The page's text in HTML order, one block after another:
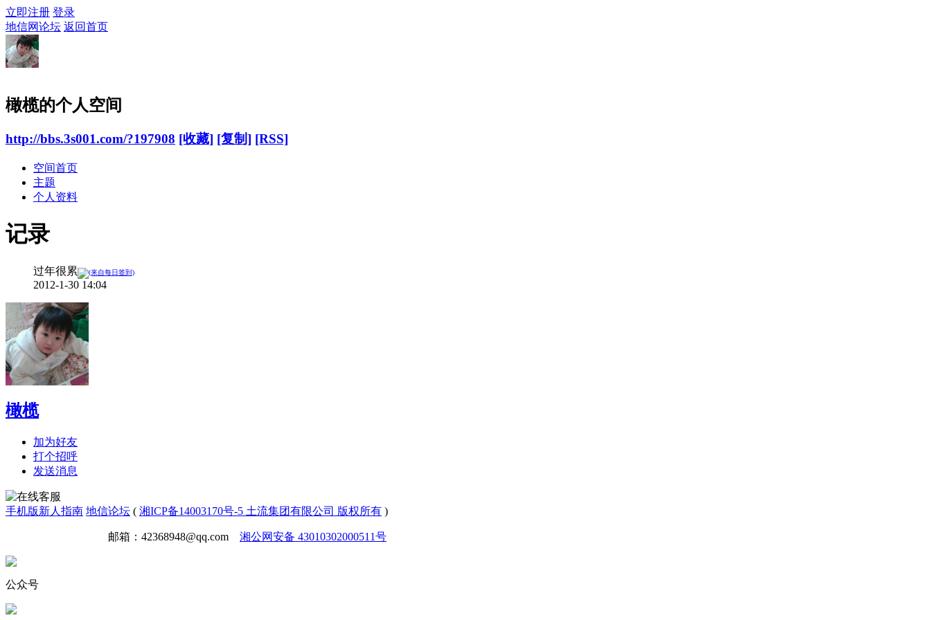
立即注册 登录
地信网论坛 返回首页
橄榄的个人空间
http://bbs.3s001.com/?197908 [收藏] [复制] [RSS]
空间首页
主题
个人资料
记录
过年很累
2012-1-30 14:04
橄榄
加为好友
打个招呼
发送消息
手机版新人指南 地信论坛 ( 湘ICP备14003170号-5 土流集团有限公司 版权所有 )
邮箱：42368948@qq.com 湘公网安备 43010302000511号
公众号